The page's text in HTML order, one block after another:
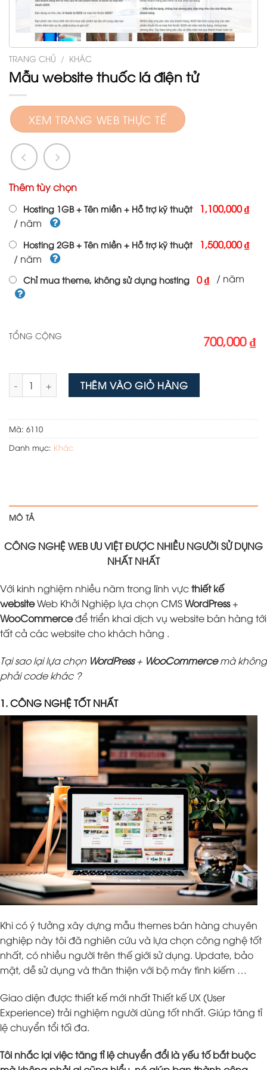
TRANG CHỦ / KHÁC
Mẫu website thuốc lá điện tử
XEM TRANG WEB THỰC TẾ
Thêm tùy chọn
Hosting 1GB + Tên miền + Hỗ trợ kỹ thuật
1,100,000 ₫
/ năm
Hosting 2GB + Tên miền + Hỗ trợ kỹ thuật
1,500,000 ₫
/ năm
Chỉ mua theme, không sử dụng hosting 0 ₫ / năm
TỔNG CỘNG 700,000 ₫
Mẫu website thuốc lá điện tử số lượng
THÊM VÀO GIỎ HÀNG
Mã: 6110
Danh mục: Khác
MÔ TẢ
CÔNG NGHỆ WEB ƯU VIỆT ĐƯỢC NHIỀU NGƯỜI SỬ DỤNG
NHẤT NHẤT
Với kinh nghiệm nhiều năm trong lĩnh vựcthiết kế
websiteWeb Khởi Nghiệp lựa chọn CMSWordPress+
WooCommerceđể triển khai dịch vụ website bán hàng tới
tất cả các website cho khách hàng .
Tại sao lại lựa chọn WordPress+ WooCommercemà không
phải code khác ?
1. CÔNG NGHỆ TỐT NHẤT
Khi có ý tưởng xây dựng mẫu themes bán hàng chuyên
nghiệp này tôi đã nghiên cứu và lựa chọn công nghệ tốt
nhất, có nhiều người trên thế giới sử dụng. Update, bảo
mật, dễ sử dụng và thân thiện với bộ máy tình kiếm …
Giao diện được thiết kế mới nhất Thiết kế UX (User
Experience) trải nghiệm người dùng tốt nhất. Giúp tăng tỉ
lệ chuyển tổi tối đa.
Tôi nhắc lại việc tăng tỉ lệ chuyển đổi là yếu tố bắt buộc